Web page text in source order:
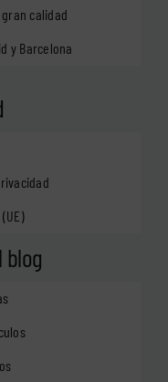
calidad
y Barcelona
blog